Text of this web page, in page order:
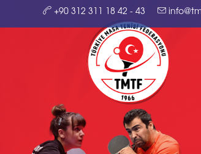
+90 312 311 18 42 - 43